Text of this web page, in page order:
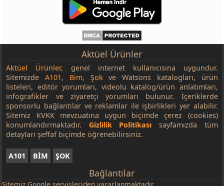
Aktüel Ürünler
Aktüel Ürünler, genel internet kullanıcısına uygundur.
SitemizdeA101, Bim, Şokve Watsons katalogları, ürün
listeleri, editör yorumları, videolu katalog/ürün anlatımları,
infografikler ve ziyaretçi yorumları bulunur. İçeriklerde
sponsorlu bağlantılar ve reklamlar ile işbirlikleri yer alabilir.
Sitemiz KVKK mevzuatına uygun biçimde çerez (cookies)
konumlandırmaktadır. Gizlilik Politikası sayfamızda tüm
detayları şeffaf biçimde öğrenebilirsiniz.
A101 BİM ŞOK
Bağlantılar